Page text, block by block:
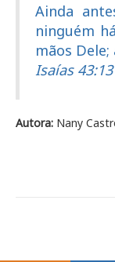
Ainda
ninguém
mãos
Isaías 43:13
Autora: Nany